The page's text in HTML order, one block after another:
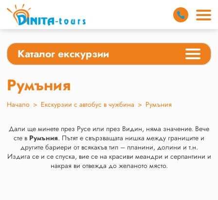
Каталог екскурзии
Румъния
Начало > Екскурзии с автобус в чужбина > Румъния
Дали ще минете през Русе или през Видин, няма значение. Вече
сте в Румъния. Пътят е свързващата нишка между границите и
другите бариери от всякакъв тип – планини, долини и т.н.
Издига се и се спуска, вие се на красиви меандри и серпантини и
накрая ви отвежда до желаното място.